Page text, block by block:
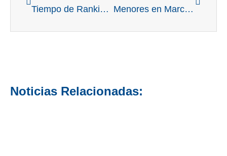
Tiempo de Ranking nacional: los M15 van a Chaco GC (tierra de Emi) y los M18 a Estudiantes de Paraná Menores en Marcos Juárez: Argentino recibió a la quinta del Ranking y dejó confirmaciones
Noticias Relacionadas: